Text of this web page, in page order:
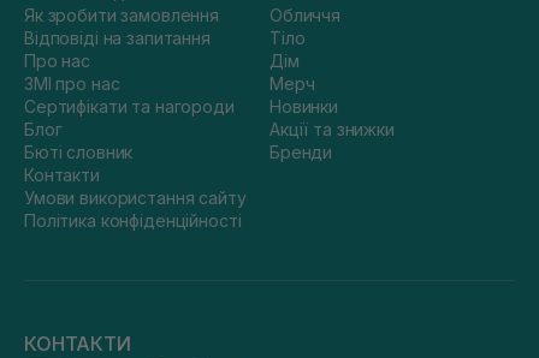
Як зробити замовлення
Відповіді на запитання
Про нас
ЗМІ про нас
Сертифікати та нагороди
Блог
Бюті словник
Контакти
Умови використання сайту
Політика конфіденційності
Обличчя
Тіло
Дім
Мерч
Новинки
Акції та знижки
Бренди
КОНТАКТИ